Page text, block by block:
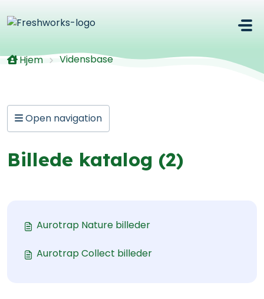
Hjem Vidensbase
Open navigation
Billede katalog (2)
Aurotrap Nature billeder
Aurotrap Collect billeder